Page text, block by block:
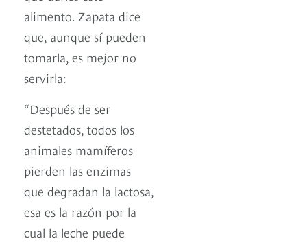
alimento. Zapata dice
que, aunque sí pueden
tomarla, es mejor no
servirla:
“Después de ser
destetados, todos los
animales mamíferos
pierden las enzimas
que degradan la lactosa,
esa es la razón por la
cual la leche puede